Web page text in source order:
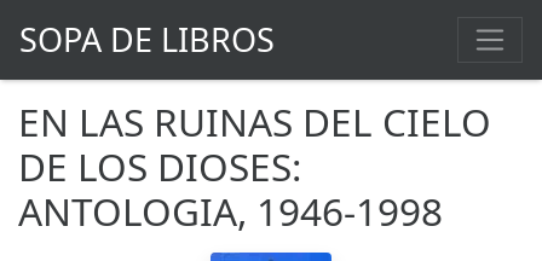
SOPA DE LIBROS
EN LAS RUINAS DEL CIELO
DE LOS DIOSES:
ANTOLOGIA, 1946-1998